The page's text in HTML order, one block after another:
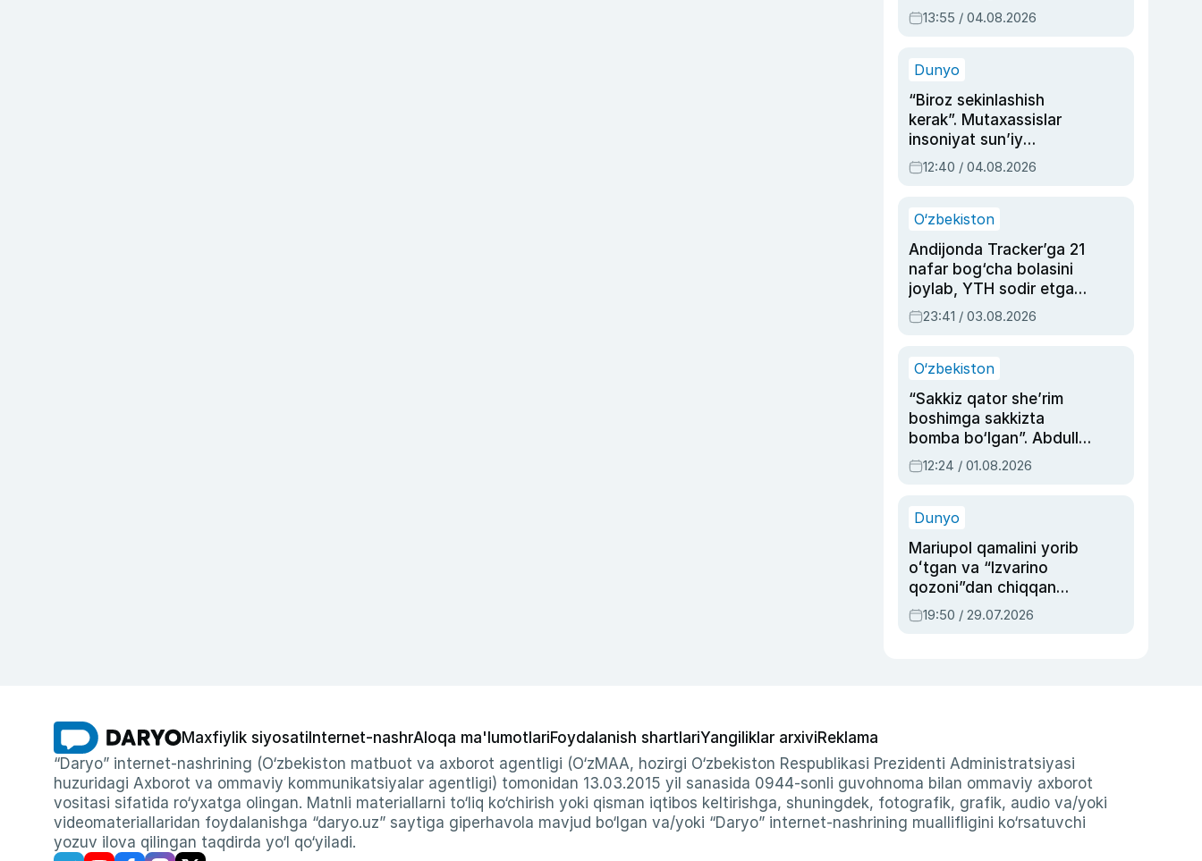
dublyaj ustasi Rimma
Ahmedovaning
13:55 / 04.08.2026
Dunyo
“Biroz sekinlashish
kerak”. Mutaxassislar
insoniyat sun’iy
intellektni boshqara
olmay qolishidan xavotir
12:40 / 04.08.2026
O‘zbekiston
Andijonda Tracker’ga 21
nafar bog‘cha bolasini
joylab, YTH sodir etgan
ayolga sud hukmi o‘qildi
23:41 / 03.08.2026
O‘zbekiston
“Sakkiz qator she’rim
boshimga sakkizta
bomba bo‘lgan”. Abdulla
Oripovni siyosiy
ayblovlardan asrab
12:24 / 01.08.2026
Dunyo
Mariupol qamalini yorib
oʻtgan va “Izvarino
qozoni”dan chiqqan
qahramon — Ukraina
armiyasi bosh
19:50 / 29.07.2026
Maxfiylik siyosati Internet-nashrAloqa ma'lumotlariFoydalanish shartlariYangiliklar arxiviReklama
“Daryo” internet-nashrining (O‘zbekiston matbuot va axborot agentligi (O‘zMAA, hozirgi O‘zbekiston Respublikasi Prezidenti Administratsiyasi
huzuridagi Axborot va ommaviy kommunikatsiyalar agentligi) tomonidan 13.03.2015 yil sanasida 0944-sonli guvohnoma bilan ommaviy axborot
vositasi sifatida ro‘yxatga olingan. Matnli materiallarni to‘liq ko‘chirish yoki qisman iqtibos keltirishga, shuningdek, fotografik, grafik, audio va/yoki
videomateriallaridan foydalanishga “daryo.uz” saytiga giperhavola mavjud bo‘lgan va/yoki “Daryo” internet-nashrining muallifligini ko‘rsatuvchi
yozuv ilova qilingan taqdirda yo‘l qo‘yiladi.